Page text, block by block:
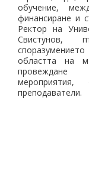
обучение,
финансиране и
Ректор на
Свистунов,
областта на
провеждане
преподаватели.